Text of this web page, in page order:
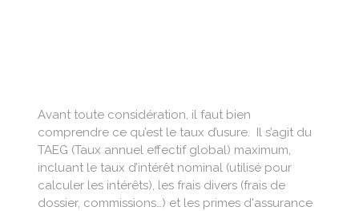
Avant toute considération, il faut bien
comprendre ce qu’est le taux d’usure. Il s’agit du
TAEG (Taux annuel effectif global) maximum,
incluant le taux d’intérêt nominal (utilisé pour
calculer les intérêts), les frais divers (frais de
dossier, commissions…) et les primes d'assurance